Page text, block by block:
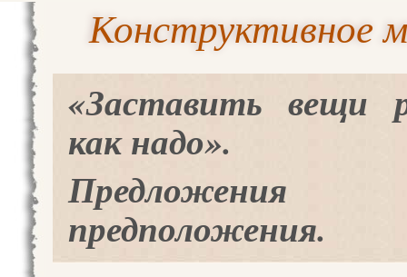
Конструктивное
«Заставить вещи
как надо».
предположения.